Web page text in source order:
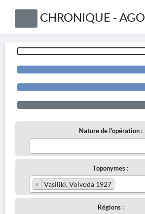
CHRONIQUE - AGO
Nature de l'opération :
Toponymes :
× Vasiliki, Voivoda 1927
Régions :